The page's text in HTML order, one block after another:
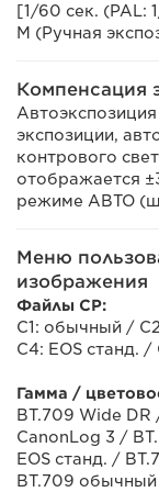
[1/60 сек. (PAL:
M (Ручная
Компенсация
экспозиции,
контрового
отображается
режиме АВТО
Меню
изображения
Файлы CP:
C1: обычный /
C4: EOS станд. /
Гамма /
BT.709 Wide DR
CanonLog 3 /
EOS станд. /
BT.709